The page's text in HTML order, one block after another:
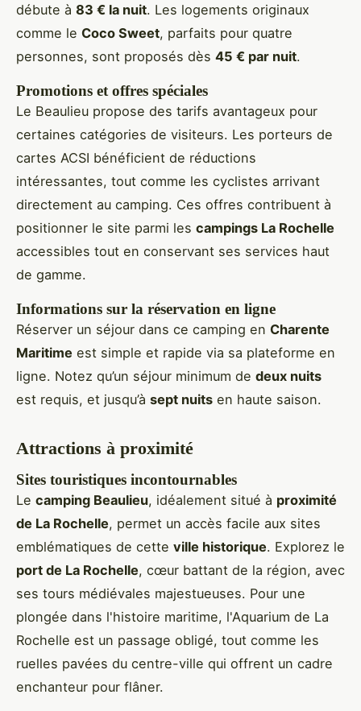
débute à 83 € la nuit. Les logements originaux
comme le Coco Sweet, parfaits pour quatre
personnes, sont proposés dès 45 € par nuit.
Promotions et offres spéciales
Le Beaulieu propose des tarifs avantageux pour
certaines catégories de visiteurs. Les porteurs de
cartes ACSI bénéficient de réductions
intéressantes, tout comme les cyclistes arrivant
directement au camping. Ces offres contribuent à
positionner le site parmi les campings La Rochelle
accessibles tout en conservant ses services haut
de gamme.
Informations sur la réservation en ligne
Réserver un séjour dans ce camping en Charente
Maritime est simple et rapide via sa plateforme en
ligne. Notez qu’un séjour minimum de deux nuits
est requis, et jusqu’à sept nuits en haute saison.
Attractions à proximité
Sites touristiques incontournables
Le camping Beaulieu, idéalement situé à proximité
de La Rochelle, permet un accès facile aux sites
emblématiques de cette ville historique. Explorez le
port de La Rochelle, cœur battant de la région, avec
ses tours médiévales majestueuses. Pour une
plongée dans l'histoire maritime, l'Aquarium de La
Rochelle est un passage obligé, tout comme les
ruelles pavées du centre-ville qui offrent un cadre
enchanteur pour flâner.